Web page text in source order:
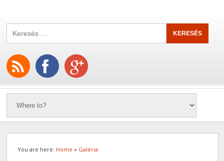
You are here: Home » Galéria